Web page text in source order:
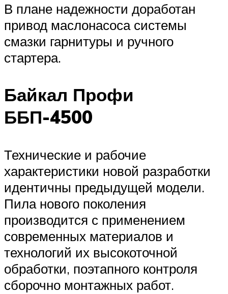
В плане надежности доработан
привод маслонасоса системы
смазки гарнитуры и ручного
стартера.
Байкал Профи
ББП-4500
Технические и рабочие
характеристики новой разработки
идентичны предыдущей модели.
Пила нового поколения
производится с применением
современных материалов и
технологий их высокоточной
обработки, поэтапного контроля
сборочно монтажных работ.